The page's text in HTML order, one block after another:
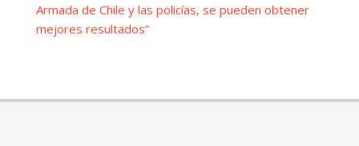
Armada de Chile y las policías, se pueden obtener
mejores resultados”